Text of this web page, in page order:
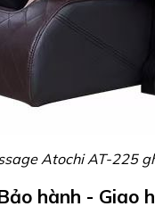
Atochi AT-225
hành - Giao